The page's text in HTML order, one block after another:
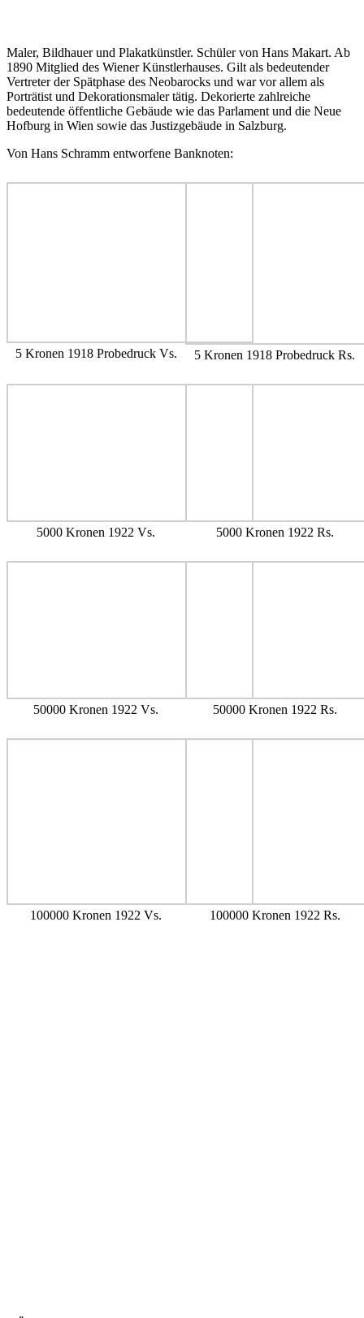
Maler, Bildhauer und Plakatkünstler. Schüler von Hans Makart. Ab
1890 Mitglied des Wiener Künstlerhauses. Gilt als bedeutender
Vertreter der Spätphase des Neobarocks und war vor allem als
Porträtist und Dekorationsmaler tätig. Dekorierte zahlreiche
bedeutende öffentliche Gebäude wie das Parlament und die Neue
Hofburg in Wien sowie das Justizgebäude in Salzburg.
Von Hans Schramm entworfene Banknoten:
5 Kronen 1918 Probedruck Vs. 5 Kronen 1918 Probedruck Rs.
5000 Kronen 1922 Vs. 5000 Kronen 1922 Rs.
50000 Kronen 1922 Vs. 50000 Kronen 1922 Rs.
100000 Kronen 1922 Vs. 100000 Kronen 1922 Rs.